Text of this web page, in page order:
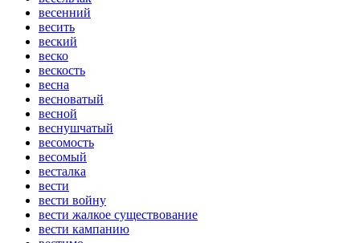
весенний
весить
веский
веско
вескость
весна
весноватый
весной
веснушчатый
весомость
весомый
весталка
вести
вести войну
вести жалкое существование
вести кампанию